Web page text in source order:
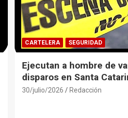
CARTELERA SEGURIDAD
Ejecutan a hombre de
disparos en Santa
30/julio/2026 Redacción